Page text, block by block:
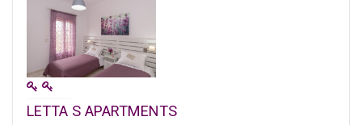
LETTA S APARTMENTS